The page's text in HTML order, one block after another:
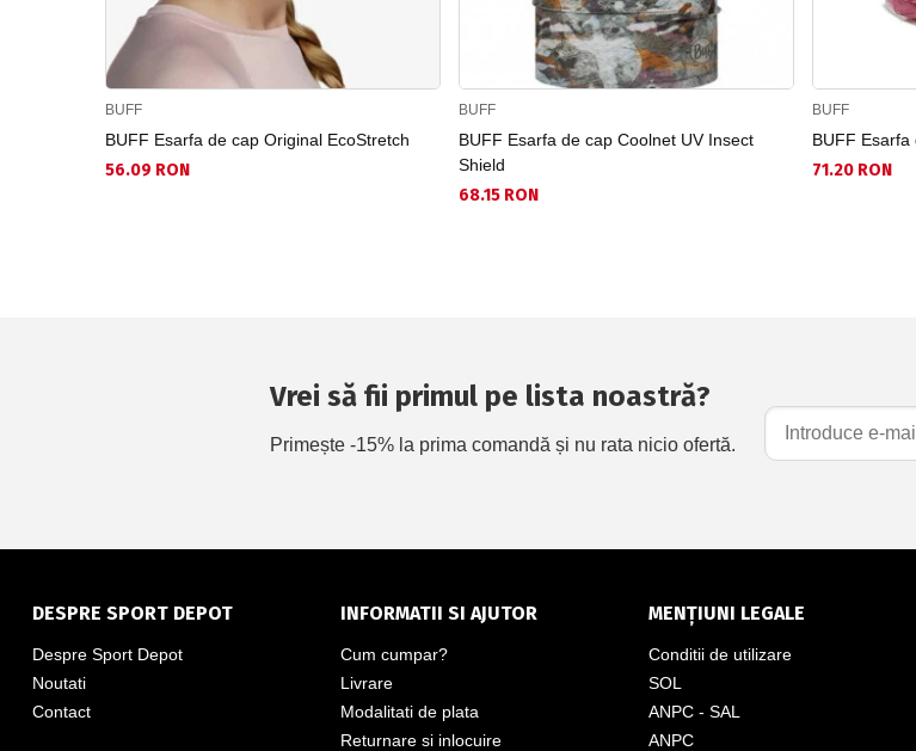
BUFF
BUFF Esarfa de cap Original EcoStretch
56.09 RON
BUFF
BUFF Esarfa de cap Coolnet UV Insect
Shield
68.15 RON
BUFF
BUFF
71.20 RON
Vrei să fii primul pe lista noastră?
Primește -15% la prima comandă și nu rata nicio ofertă.
DESPRE SPORT DEPOT
Despre Sport Depot
Noutati
Contact
INFORMATII SI AJUTOR
Cum cumpar?
Livrare
Modalitati de plata
Returnare si inlocuire
MENȚIUNI LEGALE
Conditii de utilizare
SOL
ANPC - SAL
ANPC